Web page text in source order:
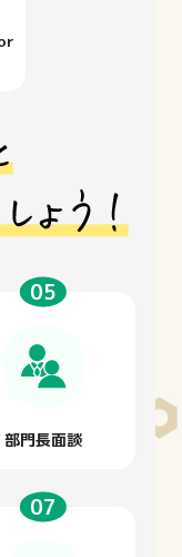
部門長面談